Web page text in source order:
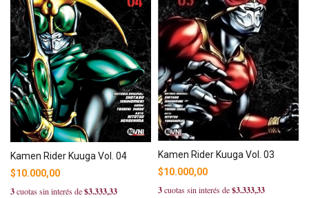
Kamen Rider Kuuga Vol. 04
$10.000,00
3cuotas sin interés de$3.333,33
Kamen Rider Kuuga Vol. 03
$10.000,00
3cuotas sin interés de$3.333,33